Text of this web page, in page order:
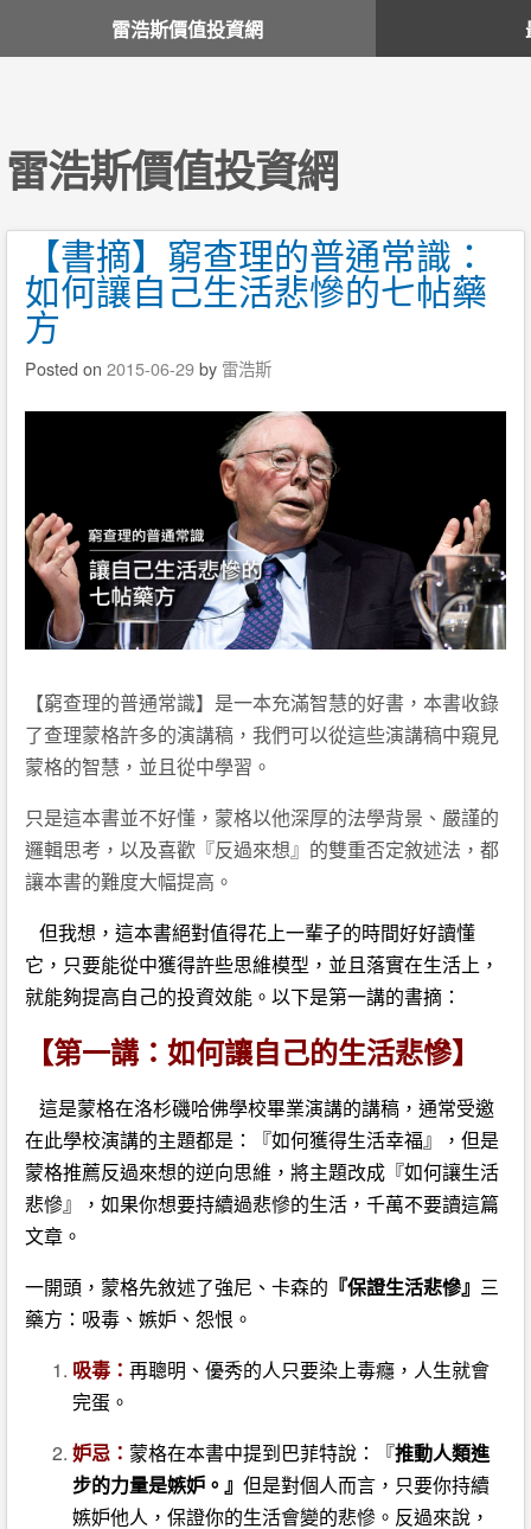
雷浩斯價值投資網
雷浩斯價值投資網
【書摘】窮查理的普通常識：
如何讓自己生活悲慘的七帖藥
方
Posted on 2015-06-29by 雷浩斯
【窮查理的普通常識】是一本充滿智慧的好書，本書收錄
了查理蒙格許多的演講稿，我們可以從這些演講稿中窺見
蒙格的智慧，並且從中學習。
只是這本書並不好懂，蒙格以他深厚的法學背景、嚴謹的
邏輯思考，以及喜歡『反過來想』的雙重否定敘述法，都
讓本書的難度大幅提高。
但我想，這本書絕對值得花上一輩子的時間好好讀懂
它，只要能從中獲得許些思維模型，並且落實在生活上，
就能夠提高自己的投資效能。以下是第一講的書摘：
【第一講：如何讓自己的生活悲慘】
這是蒙格在洛杉磯哈佛學校畢業演講的講稿，通常受邀
在此學校演講的主題都是：『如何獲得生活幸福』，但是
蒙格推薦反過來想的逆向思維，將主題改成『如何讓生活
悲慘』，如果你想要持續過悲慘的生活，千萬不要讀這篇
文章。
一開頭，蒙格先敘述了強尼、卡森的 『保證生活悲慘』 三
藥方： 吸毒、嫉妒、怨恨。
吸毒： 再聰明、優秀的人只要染上毒癮，人生就會
完蛋。
妒忌： 蒙格在本書中提到巴菲特說：『推動人類進
步的力量是嫉妒。』 但是對個人而言，只要你持續
嫉妒他人，保證你的生活會變的悲慘。反過來說，